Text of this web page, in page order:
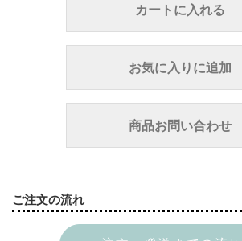
カートに入れる
お気に入りに追加
商品お問い合わせ
ご注文の流れ